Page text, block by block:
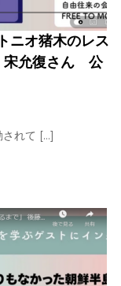
ニオ猪木のレス
宋允復さん 公
されて […]